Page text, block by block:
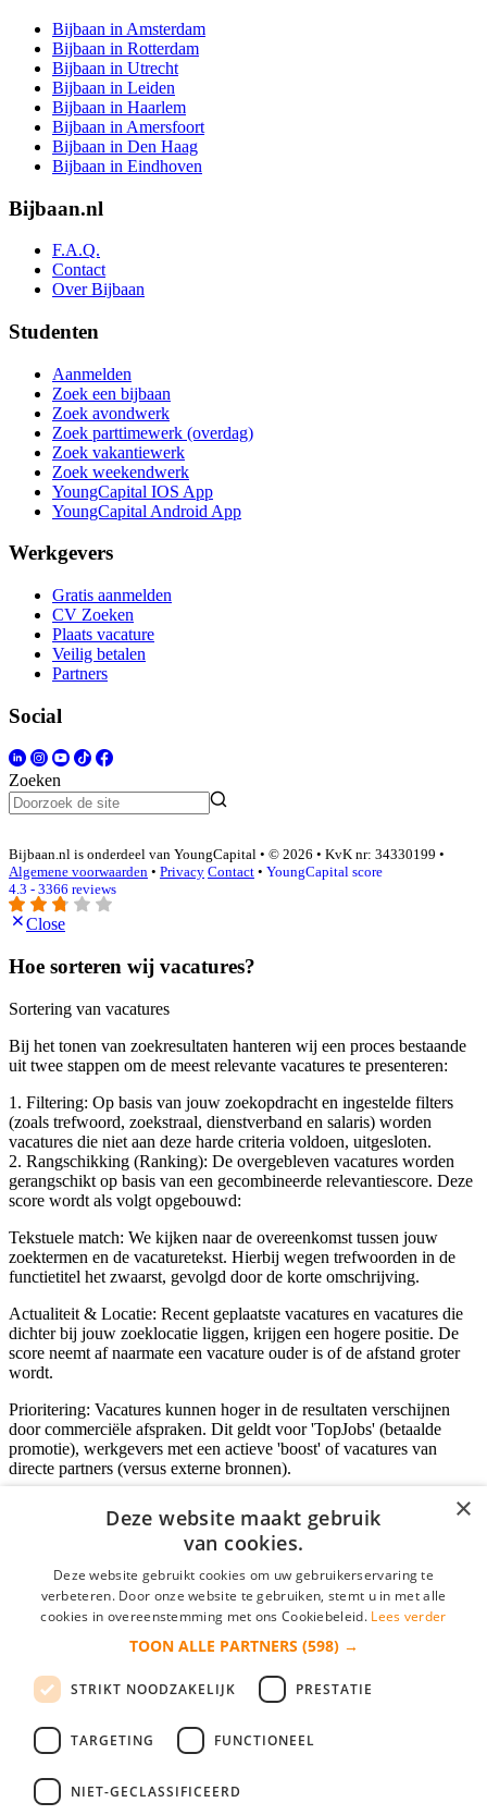
Bijbaan in Amsterdam
Bijbaan in Rotterdam
Bijbaan in Utrecht
Bijbaan in Leiden
Bijbaan in Haarlem
Bijbaan in Amersfoort
Bijbaan in Den Haag
Bijbaan in Eindhoven
Bijbaan.nl
F.A.Q.
Contact
Over Bijbaan
Studenten
Aanmelden
Zoek een bijbaan
Zoek avondwerk
Zoek parttimewerk (overdag)
Zoek vakantiewerk
Zoek weekendwerk
YoungCapital IOS App
YoungCapital Android App
Werkgevers
Gratis aanmelden
CV Zoeken
Plaats vacature
Veilig betalen
Partners
Social
Zoeken
Bijbaan.nl is onderdeel van YoungCapital • © 2026 • KvK nr: 34330199 •
Algemene voorwaarden • Privacy Contact • YoungCapital score
4.3 - 3366 reviews
Close
Hoe sorteren wij vacatures?
Sortering van vacatures
Bij het tonen van zoekresultaten hanteren wij een proces bestaande
uit twee stappen om de meest relevante vacatures te presenteren:
1. Filtering: Op basis van jouw zoekopdracht en ingestelde filters
(zoals trefwoord, zoekstraal, dienstverband en salaris) worden
vacatures die niet aan deze harde criteria voldoen, uitgesloten.
2. Rangschikking (Ranking): De overgebleven vacatures worden
gerangschikt op basis van een gecombineerde relevantiescore. Deze
score wordt als volgt opgebouwd:
Tekstuele match: We kijken naar de overeenkomst tussen jouw
zoektermen en de vacaturetekst. Hierbij wegen trefwoorden in de
functietitel het zwaarst, gevolgd door de korte omschrijving.
Actualiteit & Locatie: Recent geplaatste vacatures en vacatures die
dichter bij jouw zoeklocatie liggen, krijgen een hogere positie. De
score neemt af naarmate een vacature ouder is of de afstand groter
wordt.
Prioritering: Vacatures kunnen hoger in de resultaten verschijnen
door commerciële afspraken. Dit geldt voor 'TopJobs' (betaalde
promotie), werkgevers met een actieve 'boost' of vacatures van
directe partners (versus externe bronnen).
E-mail*
login gegevens onthouden
login
Bedrijf aanmelden
×
Deze website maakt gebruik
van cookies.
Deze website gebruikt cookies om uw gebruikerservaring te
verbeteren. Door onze website te gebruiken, stemt u in met alle
cookies in overeenstemming met ons Cookiebeleid. Lees verder
TOON ALLE PARTNERS (598) →
STRIKT NOODZAKELIJK PRESTATIE
TARGETING FUNCTIONEEL
NIET-GECLASSIFICEERD